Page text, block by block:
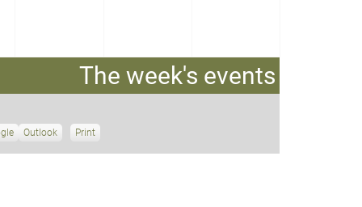
The week's events
S
Outlook Print